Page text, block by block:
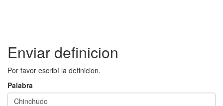
Enviar definicion
Por favor escribí la definicion.
Palabra